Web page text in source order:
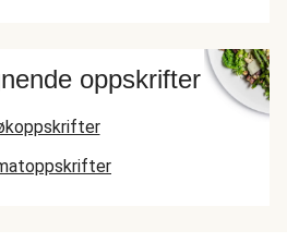
oppskrifter